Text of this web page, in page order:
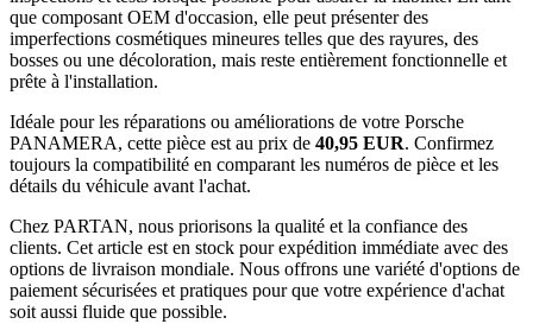
que composant OEM d'occasion, elle peut présenter des
imperfections cosmétiques mineures telles que des rayures, des
bosses ou une décoloration, mais reste entièrement fonctionnelle et
prête à l'installation.
Idéale pour les réparations ou améliorations de votre Porsche
PANAMERA, cette pièce est au prix de 40,95 EUR. Confirmez
toujours la compatibilité en comparant les numéros de pièce et les
détails du véhicule avant l'achat.
Chez PARTAN, nous priorisons la qualité et la confiance des
clients. Cet article est en stock pour expédition immédiate avec des
options de livraison mondiale. Nous offrons une variété d'options de
paiement sécurisées et pratiques pour que votre expérience d'achat
soit aussi fluide que possible.